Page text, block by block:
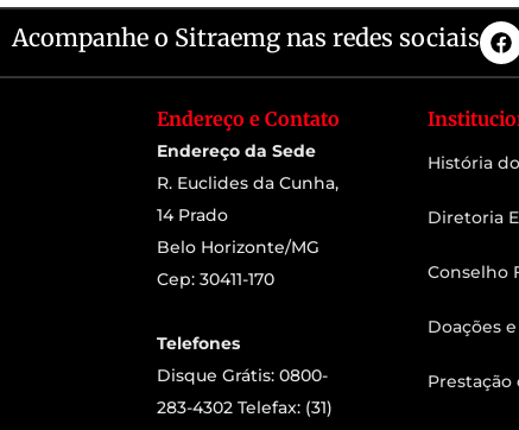
Acompanhe o Sitraemg nas redes sociais
Endereço e Contato
Endereço da Sede
R. Euclides da Cunha,
14 Prado
Belo Horizonte/MG
Cep: 30411-170
Telefones
Disque Grátis: 0800-
283-4302 Telefax: (31)
História
Diretoria
Conselho
Doações
Prestação